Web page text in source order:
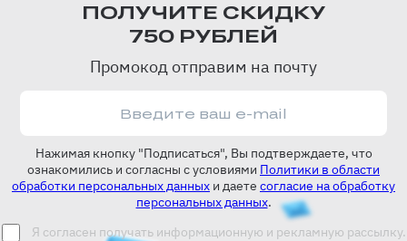
ПОЛУЧИТЕ СКИДКУ
750 РУБЛЕЙ
Промокод отправим на почту
Нажимая кнопку "Подписаться", Вы подтверждаете, что
ознакомились и согласны с условиями Политики в области
обработки персональных данных и даете согласие на обработку
персональных данных.
Я согласен получать информационную и рекламную рассылку.